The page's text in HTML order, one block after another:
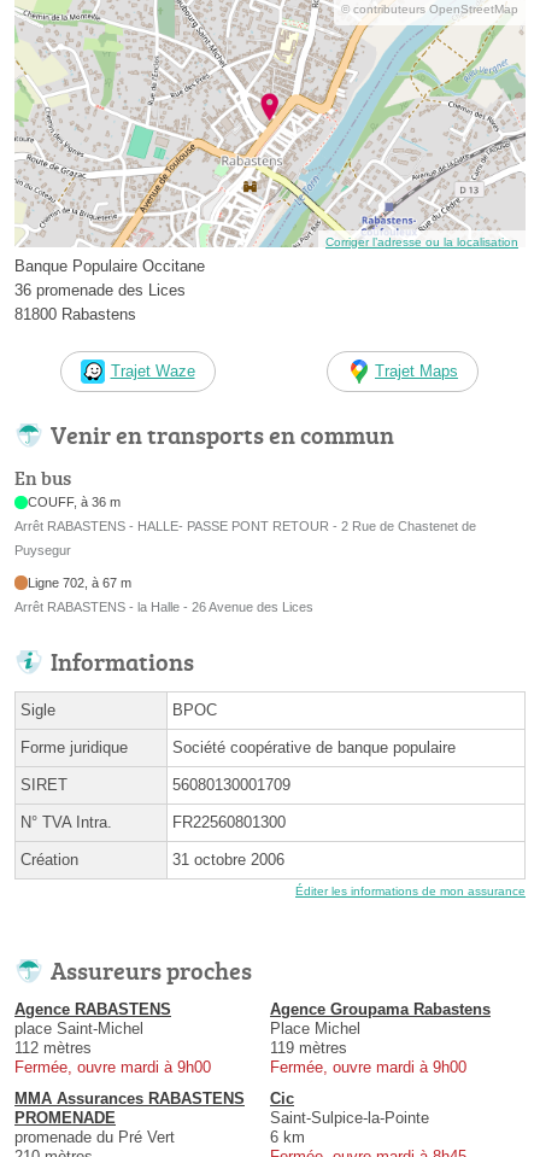
© contributeurs OpenStreetMap
Corriger l’adresse ou la localisation
Banque Populaire Occitane
36 promenade des Lices
81800 Rabastens
Trajet Waze Trajet Maps
Venir en transports en commun
En bus
COUFF, à 36 m
Arrêt RABASTENS - HALLE- PASSE PONT RETOUR - 2 Rue de Chastenet de
Puysegur
Ligne 702, à 67 m
Arrêt RABASTENS - la Halle - 26 Avenue des Lices
Informations
Sigle BPOC
Forme juridique Société coopérative de banque populaire
SIRET 56080130001709
N° TVA Intra. FR22560801300
Création 31 octobre 2006
Éditer les informations de mon assurance
Assureurs proches
Agence RABASTENS
place Saint-Michel
112 mètres
Fermée, ouvre mardi à 9h00
Agence Groupama Rabastens
Place Michel
119 mètres
Fermée, ouvre mardi à 9h00
MMA Assurances RABASTENS
PROMENADE
promenade du Pré Vert
Cic
Saint-Sulpice-la-Pointe
6 km